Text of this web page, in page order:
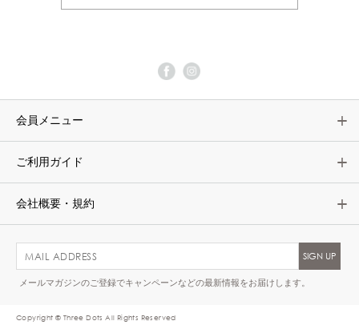
会員メニュー
ご利用ガイド
会社概要・規約
メールマガジンのご登録でキャンペーンなどの最新情報をお届けします。
Copyright © Three Dots All Rights Reserved